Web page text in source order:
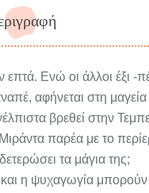
Ενώ οι άλλοι έξι -
αφήνεται στη
βρεθεί στην
παρέα με το
τα μάγια της;
η ψυχαγωγία